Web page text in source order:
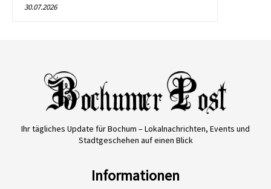
30.07.2026
Ihr tägliches Update für Bochum – Lokalnachrichten, Events und
Stadtgeschehen auf einen Blick
Informationen